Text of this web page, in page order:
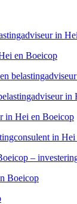
in
en Boeicop
in
in Hei en Boeicop
in
–
Boeicop